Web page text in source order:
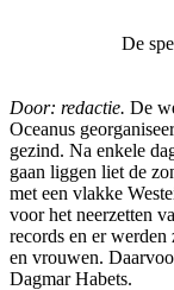
De
Door: redactie. De
Oceanus
gezind. Na enkele
gaan liggen liet de
met een vlakke
voor het neerzetten
records en er werden
en vrouwen.
Dagmar Habets.